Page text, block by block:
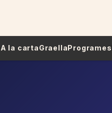
A la cartaGraellaProgrames